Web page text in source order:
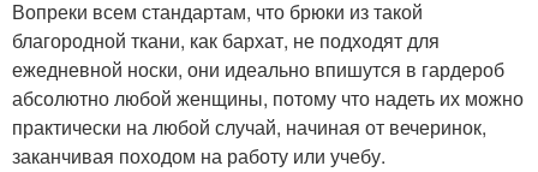
Вопреки всем стандартам, что брюки из такой
благородной ткани, как бархат, не подходят для
ежедневной носки, они идеально впишутся в гардероб
абсолютно любой женщины, потому что надеть их можно
практически на любой случай, начиная от вечеринок,
заканчивая походом на работу или учебу.